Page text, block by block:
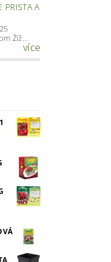
PRISTA A
Žíž...
více